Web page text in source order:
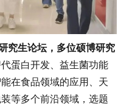
生论坛，多位硕博研究
蛋白开发、益生菌功能
在食品领域的应用、天
等多个前沿领域，选题